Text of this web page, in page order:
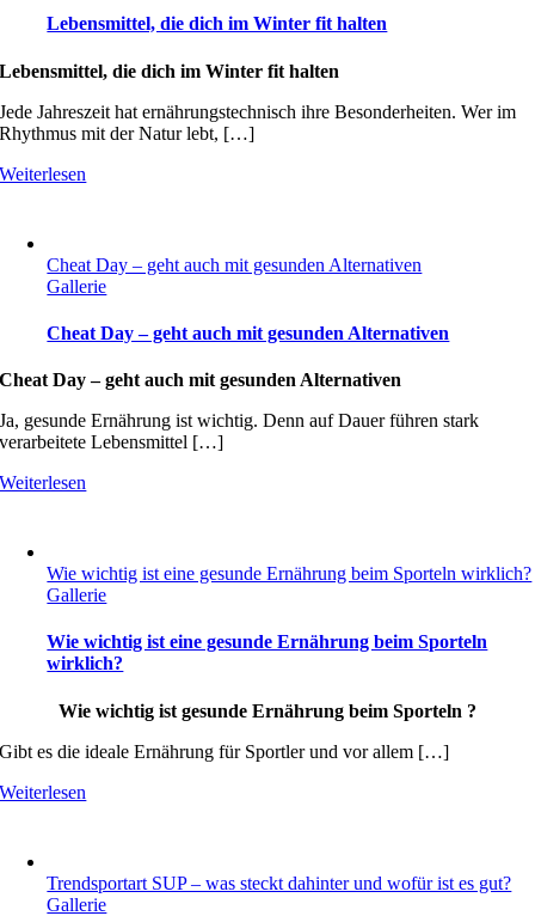
Lebensmittel, die dich im Winter fit halten
Lebensmittel, die dich im Winter fit halten
Jede Jahreszeit hat ernährungstechnisch ihre Besonderheiten. Wer im
Rhythmus mit der Natur lebt, […]
Weiterlesen
Cheat Day – geht auch mit gesunden Alternativen
Gallerie
Cheat Day – geht auch mit gesunden Alternativen
Cheat Day – geht auch mit gesunden Alternativen
Ja, gesunde Ernährung ist wichtig. Denn auf Dauer führen stark
verarbeitete Lebensmittel […]
Weiterlesen
Wie wichtig ist eine gesunde Ernährung beim Sporteln wirklich?
Gallerie
Wie wichtig ist eine gesunde Ernährung beim Sporteln
wirklich?
Wie wichtig ist gesunde Ernährung beim Sporteln ?
Gibt es die ideale Ernährung für Sportler und vor allem […]
Weiterlesen
Trendsportart SUP – was steckt dahinter und wofür ist es gut?
Gallerie